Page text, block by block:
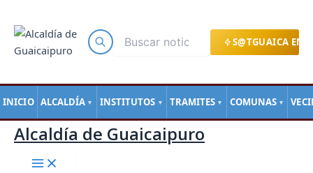
S@TGUAICA EN
INICIO ALCALDÍA ▼ INSTITUTOS ▼ TRAMITES ▼ COMUNAS ▼
contenido
Alcaldía de Guaicaipuro
de
entradas